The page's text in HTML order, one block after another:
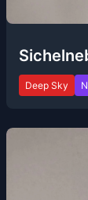
Deep Sky